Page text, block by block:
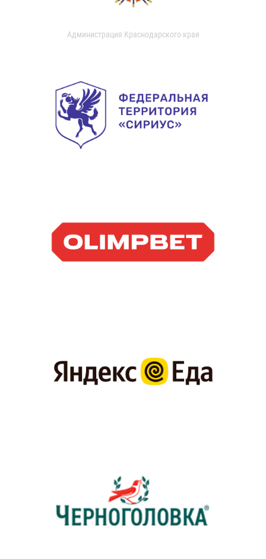
Администрация Краснодарского края